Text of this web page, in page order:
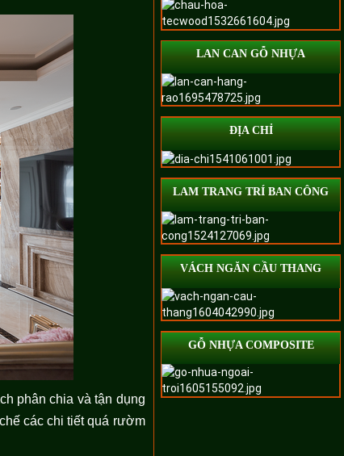
phân chia và tận dụng
các chi tiết quá rườm
LAN CAN GỖ NHỰA
ĐỊA CHỈ
LAM TRANG TRÍ BAN CÔNG
VÁCH NGĂN CẦU THANG
GỖ NHỰA COMPOSITE